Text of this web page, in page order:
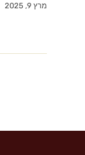
מרץ 9, 2025